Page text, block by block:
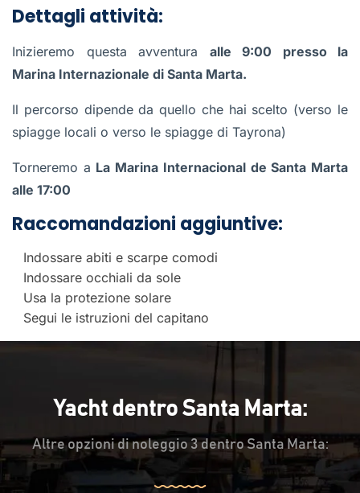
Dettagli attività:
Inizieremo questa avventura alle 9:00 presso la
Marina Internazionale di Santa Marta.
Il percorso dipende da quello che hai scelto (verso le
spiagge locali o verso le spiagge di Tayrona)
Torneremo a La Marina Internacional de Santa Marta
alle 17:00
Raccomandazioni aggiuntive:
Indossare abiti e scarpe comodi
Indossare occhiali da sole
Usa la protezione solare
Segui le istruzioni del capitano
Yacht dentro Santa Marta:
Altre opzioni di noleggio 3 dentro Santa Marta: